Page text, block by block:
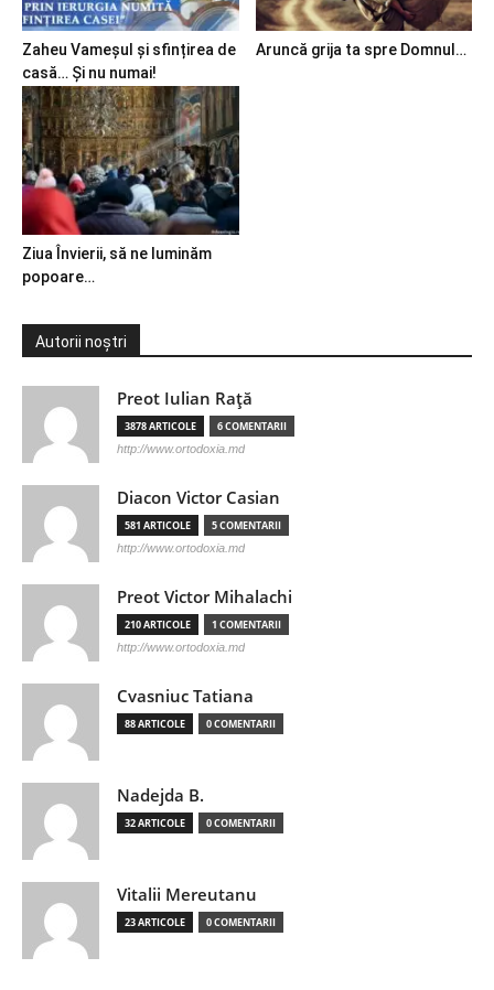
Zaheu Vameșul și sfințirea de
casă… Și nu numai!
Aruncă grija ta spre Domnul…
Ziua Învierii, să ne luminăm
popoare…
Autorii noștri
Preot Iulian Raţă
3878 ARTICOLE 6 COMENTARII
http://www.ortodoxia.md
Diacon Victor Casian
581 ARTICOLE 5 COMENTARII
http://www.ortodoxia.md
Preot Victor Mihalachi
210 ARTICOLE 1 COMENTARII
http://www.ortodoxia.md
Cvasniuc Tatiana
88 ARTICOLE 0 COMENTARII
Nadejda B.
32 ARTICOLE 0 COMENTARII
Vitalii Mereutanu
23 ARTICOLE 0 COMENTARII